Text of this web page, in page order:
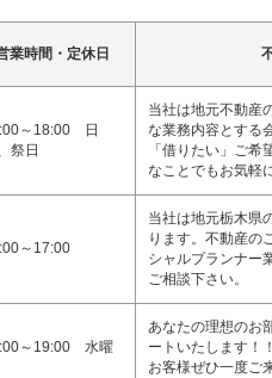
業時間・定休日
～18:00 日
祭日
当社は地元不動産
な業務内容とする
「借りたい」ご
なことでもお気軽
～17:00
当社は地元栃木県
ります。不動産の
シャルプランナー
ご相談下さい。
～19:00 水曜
あなたの理想のお
ートいたします！
お客様ぜひ一度ご